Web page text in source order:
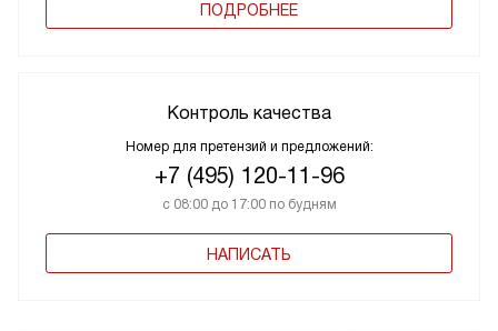
ПОДРОБНЕЕ
Контроль качества
Номер для претензий и предложений:
+7 (495) 120-11-96
с 08:00 до 17:00 по будням
НАПИСАТЬ